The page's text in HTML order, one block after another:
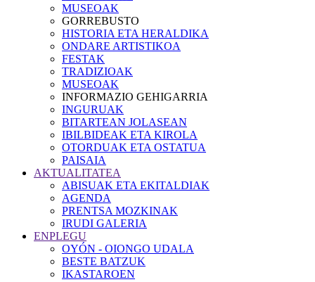
MUSEOAK
GORREBUSTO
HISTORIA ETA HERALDIKA
ONDARE ARTISTIKOA
FESTAK
TRADIZIOAK
MUSEOAK
INFORMAZIO GEHIGARRIA
INGURUAK
BITARTEAN JOLASEAN
IBILBIDEAK ETA KIROLA
OTORDUAK ETA OSTATUA
PAISAIA
AKTUALITATEA
ABISUAK ETA EKITALDIAK
AGENDA
PRENTSA MOZKINAK
IRUDI GALERIA
ENPLEGU
OYÓN - OIONGO UDALA
BESTE BATZUK
IKASTAROEN